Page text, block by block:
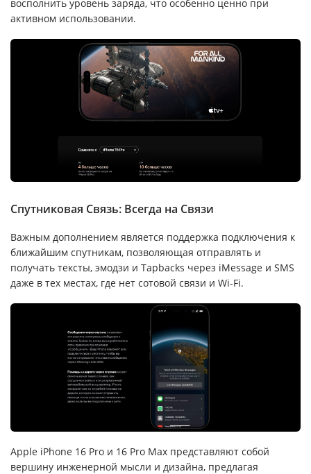
восполнить уровень заряда, что особенно ценно при
активном использовании.
Спутниковая Связь: Всегда на Связи
Важным дополнением является поддержка подключения к
ближайшим спутникам, позволяющая отправлять и
получать тексты, эмодзи и Tapbacks через iMessage и SMS
даже в тех местах, где нет сотовой связи и Wi-Fi.
Apple iPhone 16 Pro и 16 Pro Max представляют собой
вершину инженерной мысли и дизайна, предлагая